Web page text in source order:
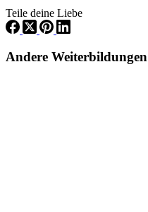
Teile deine Liebe
Andere Weiterbildungen